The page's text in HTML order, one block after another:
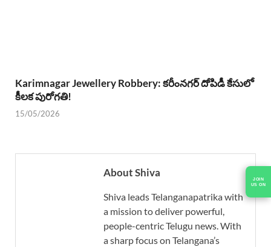
JOIN
US ON
Karimnagar Jewellery Robbery: కరీంనగర్ దోపిడీ కేసులో
కీలక పురోగతి!
15/05/2026
About Shiva
Shiva leads Telanganapatrika with
a mission to deliver powerful,
people-centric Telugu news. With
a sharp focus on Telangana’s